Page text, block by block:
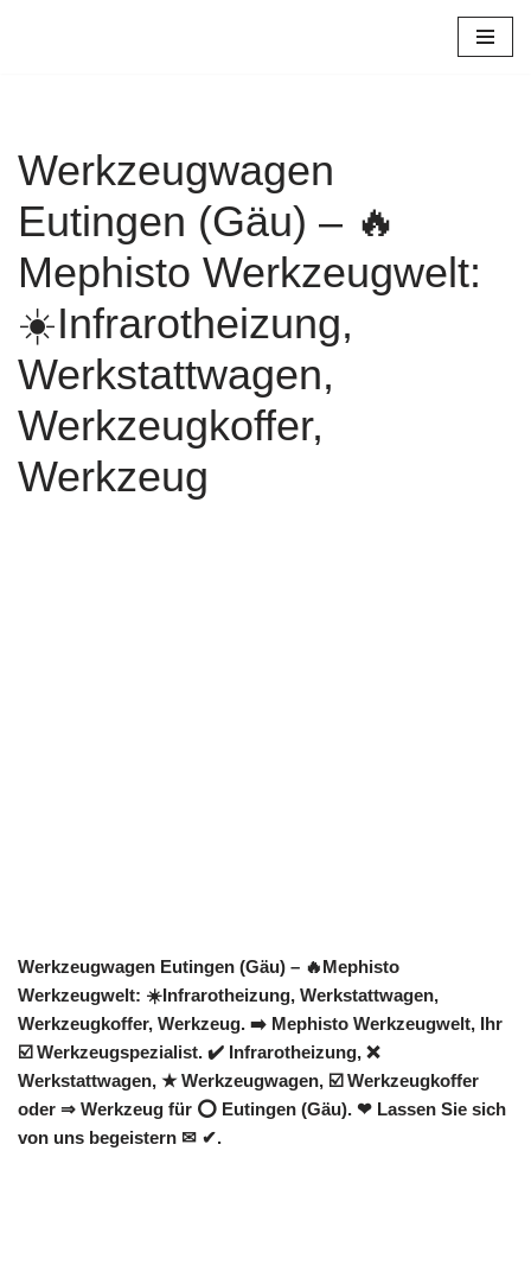
Werkzeugwagen
Eutingen (Gäu) – 🔥
Mephisto Werkzeugwelt:
☀️Infrarotheizung,
Werkstattwagen,
Werkzeugkoffer,
Werkzeug
Werkzeugwagen Eutingen (Gäu) – 🔥Mephisto
Werkzeugwelt: ☀️Infrarotheizung, Werkstattwagen,
Werkzeugkoffer, Werkzeug. ➡️ Mephisto Werkzeugwelt, Ihr
☑️ Werkzeugspezialist. ✔️ Infrarotheizung, ❌
Werkstattwagen, ★ Werkzeugwagen, ☑️ Werkzeugkoffer
oder ⇒ Werkzeug für ⭕ Eutingen (Gäu). ❤ Lassen Sie sich
von uns begeistern ✉ ✔.